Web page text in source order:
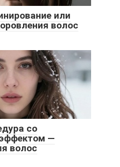
или
волос
со
—
волос